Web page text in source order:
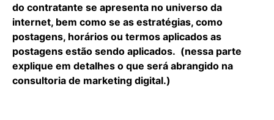
do contratante se apresenta no universo da
internet, bem como se as estratégias, como
postagens, horários ou termos aplicados as
postagens estão sendo aplicados. (nessa parte
explique em detalhes o que será abrangido na
consultoria de marketing digital.)